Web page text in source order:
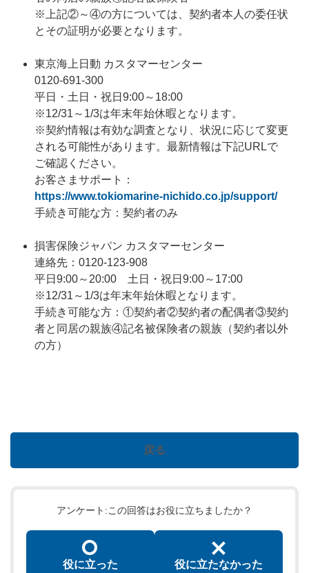
※上記②～④の方については、契約者本人の委任状
とその証明が必要となります。
東京海上日動 カスタマーセンター
0120-691-300
平日・土日・祝日9:00～18:00
※12/31～1/3は年末年始休暇となります。
※契約情報は有効な調査となり、状況に応じて変更
される可能性があります。最新情報は下記URLで
ご確認ください。
お客さまサポート：
https://www.tokiomarine-nichido.co.jp/support/
手続き可能な方：契約者のみ
損害保険ジャパン カスタマーセンター
連絡先：0120-123-908
平日9:00～20:00 土日・祝日9:00～17:00
※12/31～1/3は年末年始休暇となります。
手続き可能な方：①契約者②契約者の配偶者③契約
者と同居の親族④記名被保険者の親族（契約者以外
の方）
戻る
アンケート:この回答はお役に立ちましたか？
役に立った 役に立たなかった